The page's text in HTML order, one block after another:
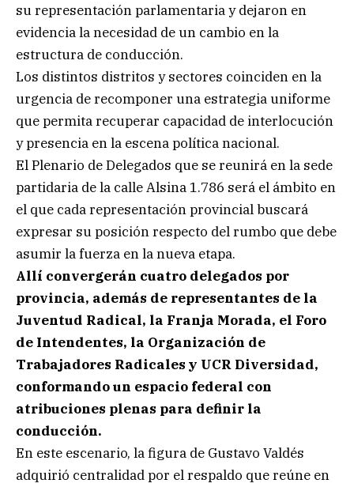
su representación parlamentaria y dejaron en
evidencia la necesidad de un cambio en la
estructura de conducción.
Los distintos distritos y sectores coinciden en la
urgencia de recomponer una estrategia uniforme
que permita recuperar capacidad de interlocución
y presencia en la escena política nacional.
El Plenario de Delegados que se reunirá en la sede
partidaria de la calle Alsina 1.786 será el ámbito en
el que cada representación provincial buscará
expresar su posición respecto del rumbo que debe
asumir la fuerza en la nueva etapa.
Allí convergerán cuatro delegados por
provincia, además de representantes de la
Juventud Radical, la Franja Morada, el Foro
de Intendentes, la Organización de
Trabajadores Radicales y UCR Diversidad,
conformando un espacio federal con
atribuciones plenas para definir la
conducción.
En este escenario, la figura de Gustavo Valdés
adquirió centralidad por el respaldo que reúne en